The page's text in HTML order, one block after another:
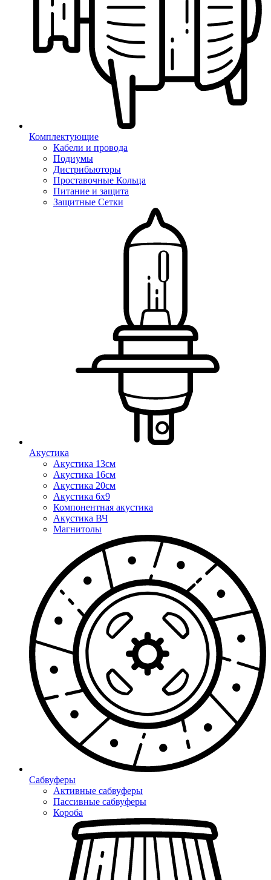
Комплектующие
Кабели и провода
Подиумы
Дистрибьюторы
Проставочные Кольца
Питание и защита
Защитные Сетки
Акустика
Акустика 13см
Акустика 16см
Акустика 20см
Акустика 6x9
Компонентная акустика
Акустика ВЧ
Магнитолы
Сабвуферы
Активные сабвуферы
Пассивные сабвуферы
Короба